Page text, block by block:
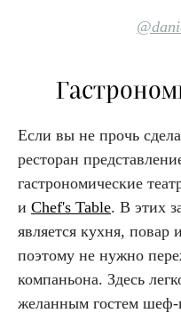
Если вы не прочь
ресторан
гастрономические
и Chef's Table. В этих
является кухня, повар
поэтому не нужно
компаньона. Здесь
желанным гостем шеф-